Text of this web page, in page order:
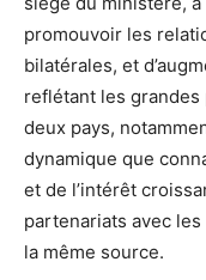
promouvoir les
bilatérales, et
reflétant les
deux pays,
dynamique que
et de l’intérêt
partenariats avec
la même source.